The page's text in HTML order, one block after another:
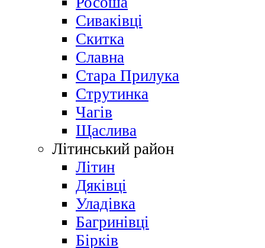
Сиваківці
Скитка
Славна
Стара Прилука
Струтинка
Чагів
Щаслива
Літинський район
Літин
Дяківці
Уладівка
Багринівці
Бірків